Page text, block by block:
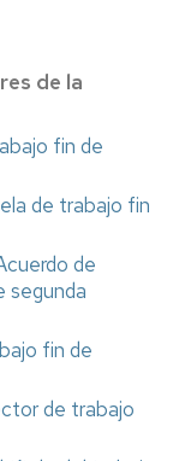
de la
fin de
de trabajo fin
de
segunda
fin de
de trabajo